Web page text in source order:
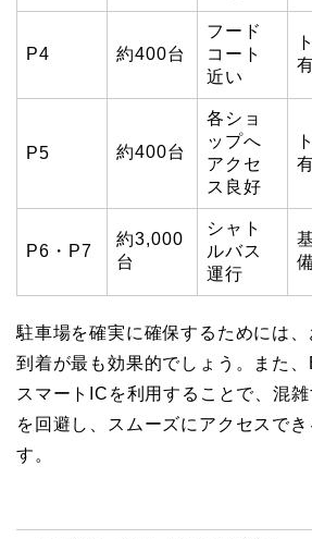
P4 約400台
フード
コート
近い
P5 約400台
各ショ
ップへ
アクセ
ス良好
P6・P7
約3,000
台
シャト
ルバス
運行
駐車場を確実に確保するためには
到着が最も効果的でしょう。また
スマートICを利用することで、混
を回避し、スムーズにアクセスでき
す。